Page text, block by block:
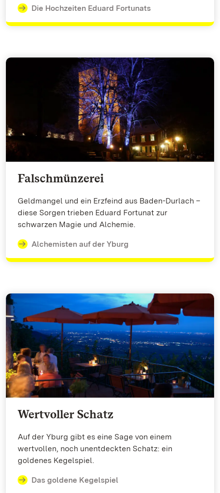
Die Hochzeiten Eduard Fortunats
Falschmünzerei
Geldmangel und ein Erzfeind aus Baden-Durlach –
diese Sorgen trieben Eduard Fortunat zur
schwarzen Magie und Alchemie.
Alchemisten auf der Yburg
Wertvoller Schatz
Auf der Yburg gibt es eine Sage von einem
wertvollen, noch unentdeckten Schatz: ein
goldenes Kegelspiel.
Das goldene Kegelspiel